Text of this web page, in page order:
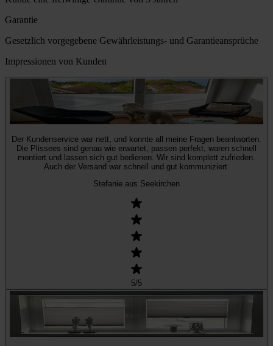
Garantie
Gesetzlich vorgegebene Gewährleistungs- und Garantieansprüche
Impressionen von Kunden
Der Kundenservice war nett, und konnte all meine Fragen beantworten.
Die Plissees sind genau wie erwartet, passen perfekt, waren schnell
montiert und lassen sich gut bedienen. Wir sind komplett zufrieden.
Auch der Versand war schnell und gut kommuniziert.
Stefanie aus Seekirchen
5/5